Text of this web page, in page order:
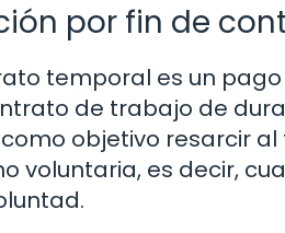
por fin de
temporal es un
de trabajo de
objetivo resarcir
voluntaria, es decir,